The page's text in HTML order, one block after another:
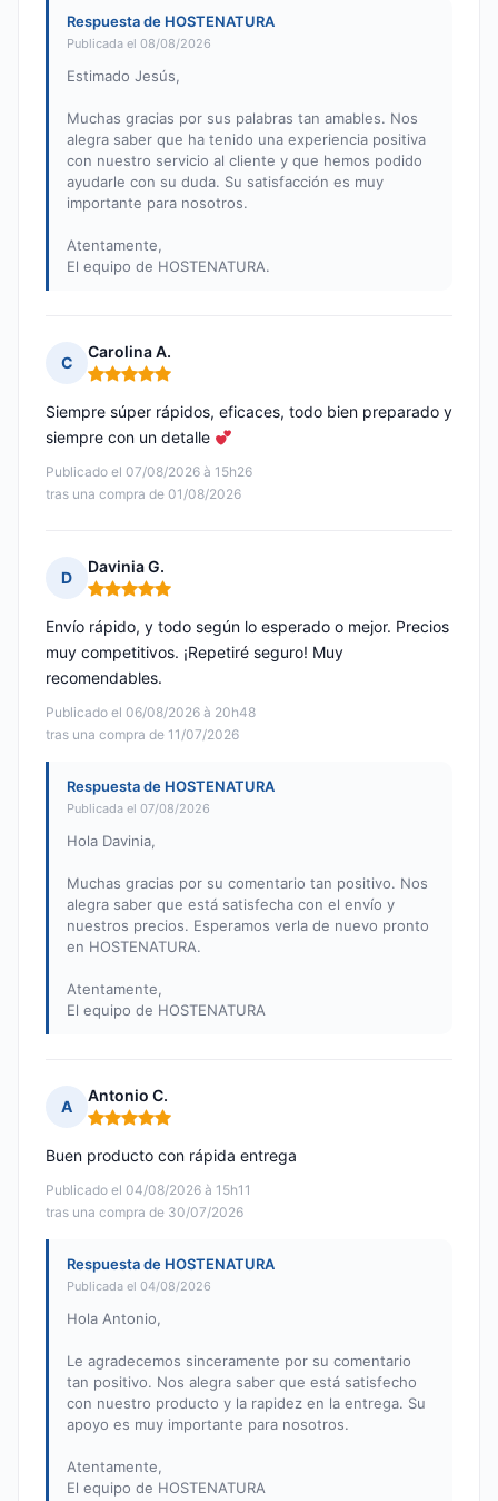
Respuesta de HOSTENATURA
Publicada el 08/08/2026
Estimado Jesús,
Muchas gracias por sus palabras tan amables. Nos
alegra saber que ha tenido una experiencia positiva
con nuestro servicio al cliente y que hemos podido
ayudarle con su duda. Su satisfacción es muy
importante para nosotros.
Atentamente,
El equipo de HOSTENATURA.
C
Carolina A.
Nota: 5 de 5
Publicado el 07/08/2026 à 15h26
tras una compra de 01/08/2026
Siempre súper rápidos, eficaces, todo bien preparado y
siempre con un detalle
D
Davinia G.
Nota: 5 de 5
Publicado el 06/08/2026 à 20h48
tras una compra de 11/07/2026
Envío rápido, y todo según lo esperado o mejor. Precios
muy competitivos. ¡Repetiré seguro! Muy
recomendables.
Respuesta de HOSTENATURA
Publicada el 07/08/2026
Hola Davinia,
Muchas gracias por su comentario tan positivo. Nos
alegra saber que está satisfecha con el envío y
nuestros precios. Esperamos verla de nuevo pronto
en HOSTENATURA.
Atentamente,
El equipo de HOSTENATURA
A
Antonio C.
Nota: 5 de 5
Publicado el 04/08/2026 à 15h11
tras una compra de 30/07/2026
Buen producto con rápida entrega
Respuesta de HOSTENATURA
Publicada el 04/08/2026
Hola Antonio,
Le agradecemos sinceramente por su comentario
tan positivo. Nos alegra saber que está satisfecho
con nuestro producto y la rapidez en la entrega. Su
apoyo es muy importante para nosotros.
Atentamente,
El equipo de HOSTENATURA